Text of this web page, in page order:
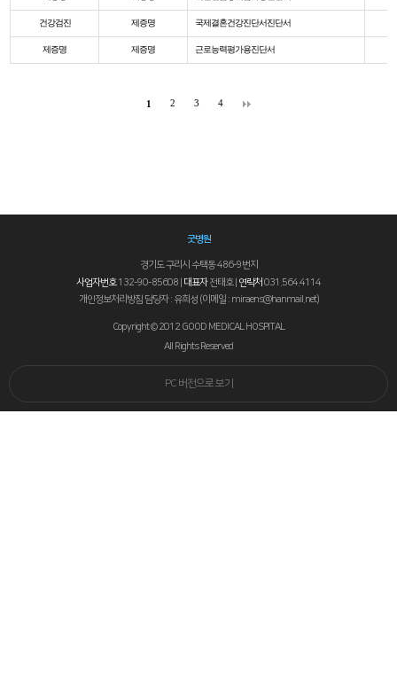
건강검진 제증명 국제결혼건강진단서진단서
제증명 제증명 근로능력평가용진단서
1 2 3 4
굿병원
경기도 구리시 수택동 486-9번지
사업자번호132-90-85608 | 대표자전태호 | 연락처 031.564.4114
개인정보처리방침 담당자 : 유희성 (이메일 : miraens@hanmail.net)
Copyright © 2012 GOOD MEDICAL HOSPITAL
All Rights Reserved
PC 버전으로 보기